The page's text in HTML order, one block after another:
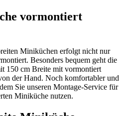
vormontiert
Miniküchen erfolgt nicht nur
Besonders bequem geht die
150 cm Breite mit vormontiert
der Hand. Noch komfortabler und
Sie unseren Montage-Service für
Miniküche nutzen.